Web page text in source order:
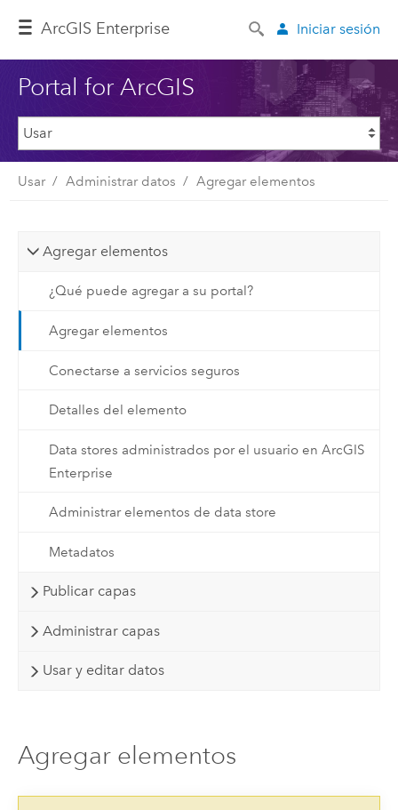
ArcGIS Enterprise Iniciar sesión
Portal for ArcGIS
Usar Administrar datos Agregar elementos
Agregar elementos
¿Qué puede agregar a su portal?
Agregar elementos
Conectarse a servicios seguros
Detalles del elemento
Data stores administrados por el usuario en ArcGIS
Enterprise
Administrar elementos de data store
Metadatos
Publicar capas
Administrar capas
Usar y editar datos
Agregar elementos